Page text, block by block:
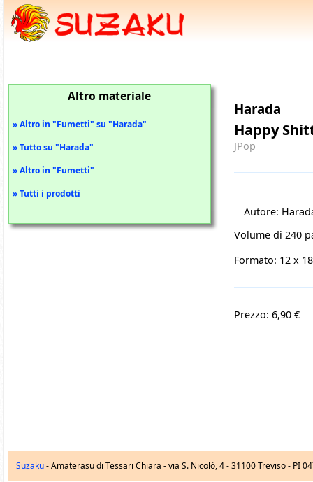
Harada
Happy
JPop
Autore:
Volume di 240
Formato: 12 x
Prezzo: 6,90 €
Altro materiale
» Altro in "Fumetti" su "Harada"
» Tutto su "Harada"
» Altro in "Fumetti"
» Tutti i prodotti
Suzaku- Amaterasu di Tessari Chiara -via S. Nicolò, 4-31100 Treviso - PI